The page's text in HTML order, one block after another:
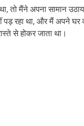
तो मैंने अपना सामान
रहा था, और मैं अपने घर
से होकर जाता था।